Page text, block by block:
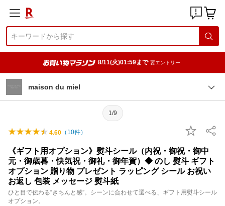
8/11(火)01:59まで 要エントリー
maison du miel
1/9
4.60 （ 10件）
《ギフト用オプション》熨斗シール（内祝・御祝・御中
元・御歳暮・快気祝・御礼・御年賀）◆ のし 熨斗 ギフト
オプション 贈り物 プレゼント ラッピング シール お祝い
お返し 包装 メッセージ 熨斗紙
ひと目で伝わる“きちんと感”。シーンに合わせて選べる、ギフト用熨斗シール
オプション。